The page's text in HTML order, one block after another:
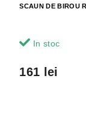
SCAUN DE BIROU
In stoc
161 lei